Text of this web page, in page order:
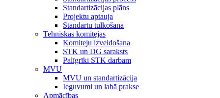
Standartizācijas plāns
Projektu aptauja
Standartu tulkošana
Tehniskās komitejas
Komiteju izveidošana
STK un DG saraksts
Palīgrīki STK darbam
MVU
MVU un standartizācija
Ieguvumi un labā prakse
Apmācības